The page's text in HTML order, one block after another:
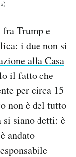
fra Trump e
i due non si
alla Casa
il fatto che
per circa 15
non è del tutto
si siano detti: è
andato